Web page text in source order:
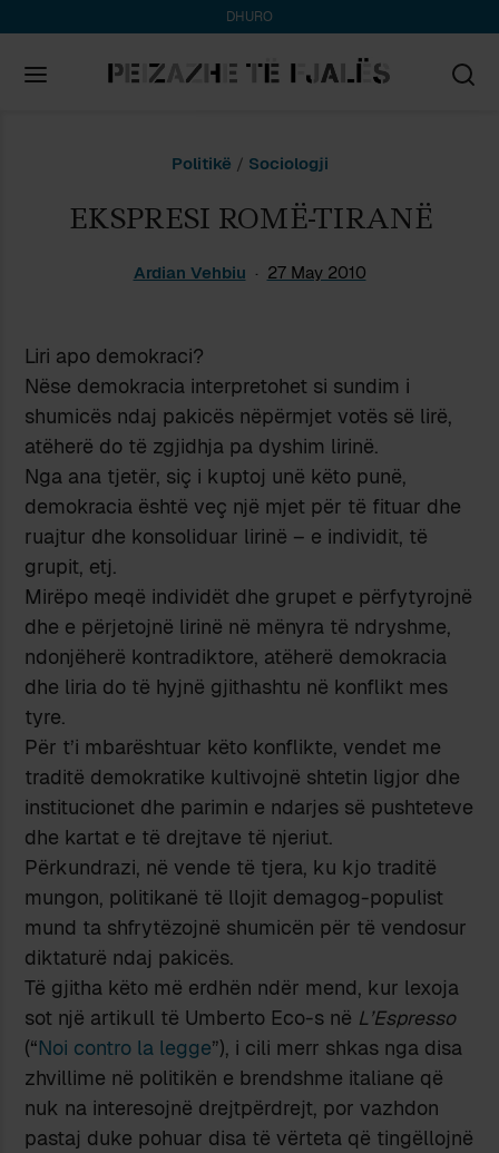
DHURO
Politikë / Sociologji
EKSPRESI ROMË-TIRANË
Ardian Vehbiu 27 May 2010
Liri apo demokraci?
Nëse demokracia interpretohet si sundim i
shumicës ndaj pakicës nëpërmjet votës së lirë,
atëherë do të zgjidhja pa dyshim lirinë.
Nga ana tjetër, siç i kuptoj unë këto punë,
demokracia është veç një mjet për të fituar dhe
ruajtur dhe konsoliduar lirinë – e individit, të
grupit, etj.
Mirëpo meqë individët dhe grupet e përfytyrojnë
dhe e përjetojnë lirinë në mënyra të ndryshme,
ndonjëherë kontradiktore, atëherë demokracia
dhe liria do të hyjnë gjithashtu në konflikt mes
tyre.
Për t’i mbarështuar këto konflikte, vendet me
traditë demokratike kultivojnë shtetin ligjor dhe
institucionet dhe parimin e ndarjes së pushteteve
dhe kartat e të drejtave të njeriut.
Përkundrazi, në vende të tjera, ku kjo traditë
mungon, politikanë të llojit demagog-populist
mund ta shfrytëzojnë shumicën për të vendosur
diktaturë ndaj pakicës.
Të gjitha këto më erdhën ndër mend, kur lexoja
sot një artikull të Umberto Eco-s në L’Espresso
(“Noi contro la legge”), i cili merr shkas nga disa
zhvillime në politikën e brendshme italiane që
nuk na interesojnë drejtpërdrejt, por vazhdon
pastaj duke pohuar disa të vërteta që tingëllojnë